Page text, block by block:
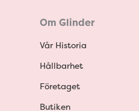
Om Glinder
Vår Historia
Hållbarhet
Företaget
Butiken